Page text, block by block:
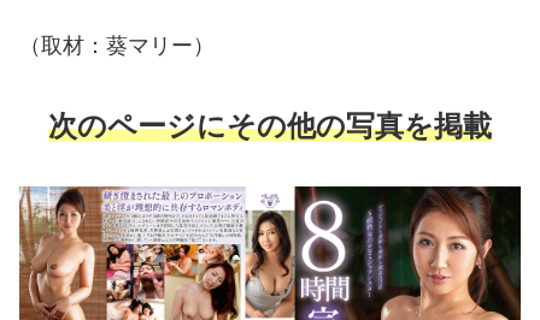
（取材：葵マリー）
次のページにその他の写真を掲載